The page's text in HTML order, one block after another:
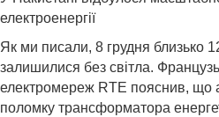
електроенергії
Як ми писали, 8 грудня близько
залишилися без світла.
електромереж RTE пояснив, що
поломку трансформатора